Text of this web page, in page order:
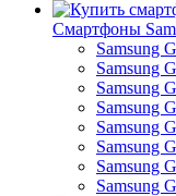
Смартфоны
Samsung
Samsung
Samsung
Samsung
Samsung
Samsung
Samsung
Samsung